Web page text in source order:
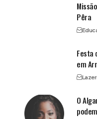
Pêra
Festa
em
Lazer
O